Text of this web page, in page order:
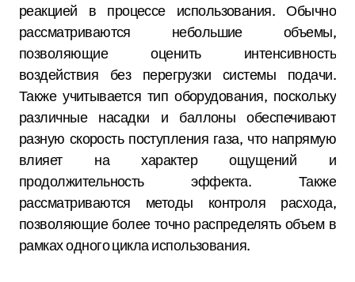
реакцией в процессе использования. Обычно
рассматриваются небольшие объемы,
позволяющие оценить интенсивность
воздействия без перегрузки системы подачи.
Также учитывается тип оборудования, поскольку
различные насадки и баллоны обеспечивают
разную скорость поступления газа, что напрямую
влияет на характер ощущений и
продолжительность эффекта. Также
рассматриваются методы контроля расхода,
позволяющие более точно распределять объем в
рамках одного цикла использования.